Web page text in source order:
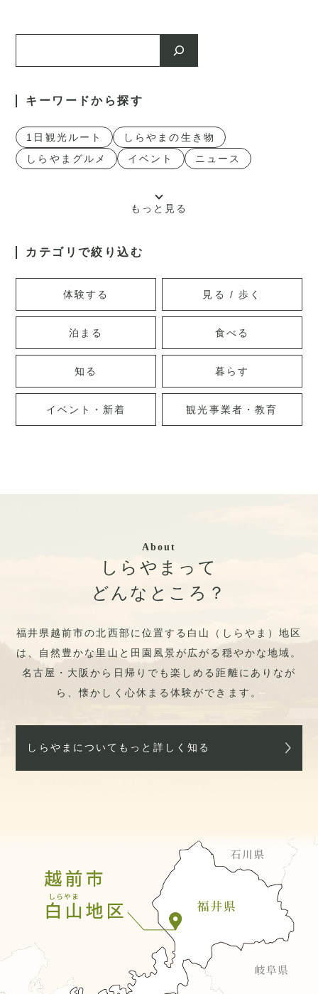
索
1日観光ルート
しらやまの生き物
しらやまグルメ
イベント ニュース
もっと見る
カテゴリで絞り込む
体験する 見る / 歩く
泊まる 食べる
知る 暮らす
イベント・新着 観光事業者・教育
About
しらやまって
どんなところ？
福井県越前市の北西部に位置する白山（しらやま）地区
は、自然豊かな里山と田園風景が広がる穏やかな地域。
名古屋・大阪から日帰りでも楽しめる距離にありなが
ら、懐かしく心休まる体験ができます。
しらやまについてもっと詳しく知る